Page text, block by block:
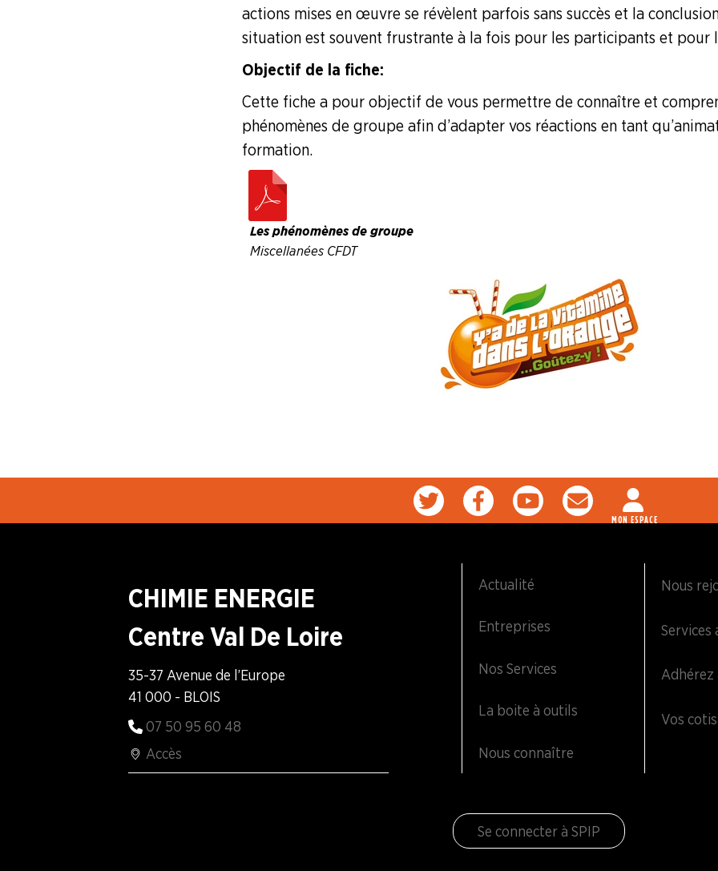
Les idées reçues
Le plus à l'adhérent
La CFDT vous parle !
Les Miscellanées
Les Risques Industriels Majeurs
en adhérer ?
actions mises en œuvre se révèlent parfois sans succès et la
situation est souvent frustrante à la fois pour les participants et pour
Objectif de la fiche :
Cette fiche a pour objectif de vous permettre de connaître et
phénomènes de groupe afin d’adapter vos réactions en tant
formation.
Les phénomènes de groupe
Miscellanées CFDT
MON ESPACE
CHIMIE ENERGIE
Centre Val De Loire
35-37 Avenue de l’Europe
41 000 - BLOIS
07 50 95 60 48
Accès
Actualité
Entreprises
Nos Services
La boite à outils
Nous connaître
Nous
Adhérez
Vos
Se connecter à SPIP